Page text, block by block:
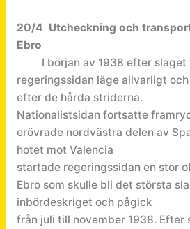
20/4 Utcheckning och
Ebro
I början av 1938 efter slaget
regeringssidan läge allvarligt
efter de hårda striderna.
Nationalistsidan fortsatte
erövrade nordvästra delen av
hotet mot Valencia
startade regeringssidan en stor
Ebro som skulle bli det största
inbördeskriget och pågick
från juli till november 1938. Efter